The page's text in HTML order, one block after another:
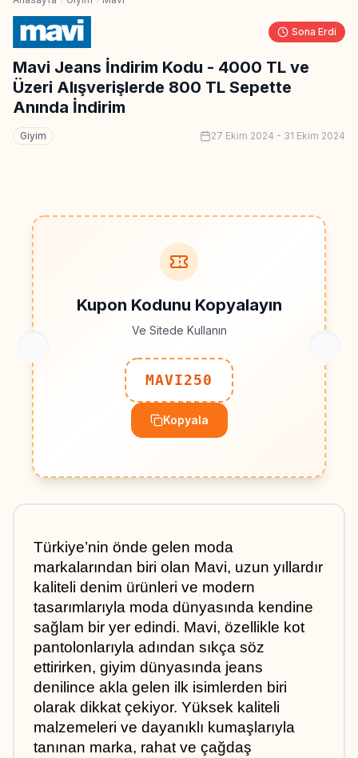
Sona Erdi
Mavi Jeans İndirim Kodu - 4000 TL ve
Üzeri Alışverişlerde 800 TL Sepette
Anında İndirim
Giyim 27 Ekim 2024 - 31 Ekim 2024
Kupon Kodunu Kopyalayın
Ve Sitede Kullanın
MAVI250
Kopyala
Türkiye’nin önde gelen moda
markalarından biri olan Mavi, uzun yıllardır
kaliteli denim ürünleri ve modern
tasarımlarıyla moda dünyasında kendine
sağlam bir yer edindi. Mavi, özellikle kot
pantolonlarıyla adından sıkça söz
ettirirken, giyim dünyasında jeans
denilince akla gelen ilk isimlerden biri
olarak dikkat çekiyor. Yüksek kaliteli
malzemeleri ve dayanıklı kumaşlarıyla
tanınan marka, rahat ve çağdaş